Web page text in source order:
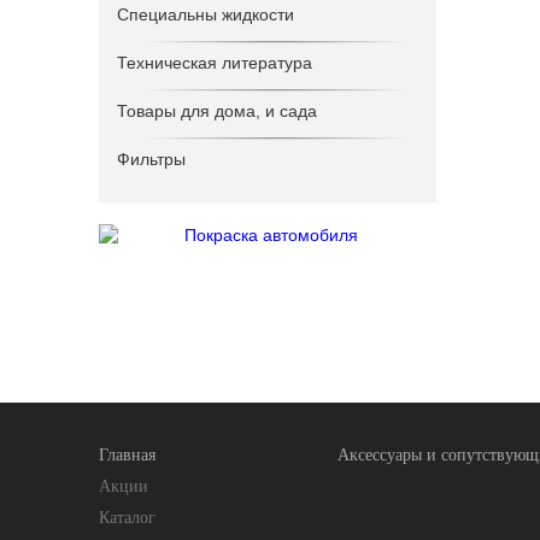
Специальны жидкости
Техническая литература
Товары для дома, и сада
Фильтры
Главная
Акции
Каталог
Аксессуары и